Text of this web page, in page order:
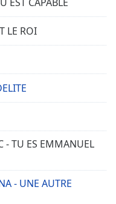
LE ROI
- TU ES EMMANUEL
- UNE AUTRE